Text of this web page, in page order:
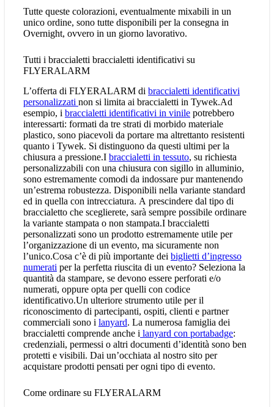
Tutte queste colorazioni, eventualmente mixabili in un
unico ordine, sono tutte disponibili per la consegna in
Overnight, ovvero in un giorno lavorativo.
Tutti i braccialetti braccialetti identificativi su
FLYERALARM
L’offerta di FLYERALARM di braccialetti identificativi
personalizzati non si limita ai braccialetti in Tywek.Ad
esempio, i braccialetti identificativi in vinile potrebbero
interessarti: formati da tre strati di morbido materiale
plastico, sono piacevoli da portare ma altrettanto resistenti
quanto i Tywek. Si distinguono da questi ultimi per la
chiusura a pressione.I braccialetti in tessuto, su richiesta
personalizzabili con una chiusura con sigillo in alluminio,
sono estremamente comodi da indossare pur mantenendo
un’estrema robustezza. Disponibili nella variante standard
ed in quella con intrecciatura. A prescindere dal tipo di
braccialetto che sceglierete, sarà sempre possibile ordinare
la variante stampata o non stampata.I braccialetti
personalizzati sono un prodotto estremamente utile per
l’organizzazione di un evento, ma sicuramente non
l’unico.Cosa c’è di più importante dei biglietti d’ingresso
numerati per la perfetta riuscita di un evento? Seleziona la
quantità da stampare, se devono essere perforati e/o
numerati, oppure opta per quelli con codice
identificativo.Un ulteriore strumento utile per il
riconoscimento di partecipanti, ospiti, clienti e partner
commerciali sono i lanyard. La numerosa famiglia dei
braccialetti comprende anche i lanyard con portabadge:
credenziali, permessi o altri documenti d’identità sono ben
protetti e visibili. Dai un’occhiata al nostro sito per
acquistare prodotti pensati per ogni tipo di evento.
Come ordinare su FLYERALARM